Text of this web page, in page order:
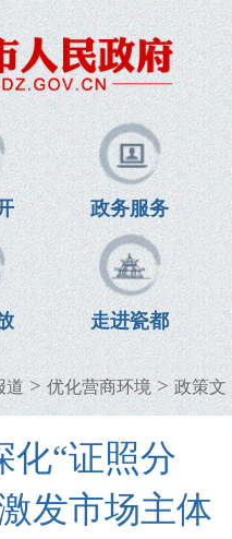
政务服务
走进瓷都
道>优化营商环境>政策文
化“证照分
发市场主体